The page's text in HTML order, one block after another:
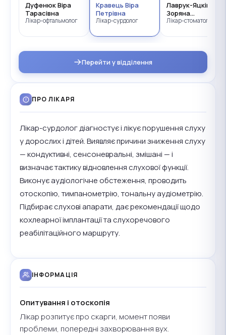
Дуфенюк Віра
Тарасівна
Лікар-офтальмолог
Кравець Віра
Петрівна
Лікар-сурдолог
Лаврук-Яцків
Зоряна
Дмитрівна
Лікар-стоматолог
Перейти у відділення
ПРО ЛІКАРЯ
Лікар-сурдолог діагностує і лікує порушення слуху
у дорослих і дітей. Виявляє причини зниження слуху
— кондуктивні, сенсоневральні, змішані — і
визначає тактику відновлення слухової функції.
Виконує аудіологічне обстеження, проводить
отоскопію, тимпанометрію, тональну аудіометрію.
Підбирає слухові апарати, дає рекомендації щодо
кохлеарної імплантації та слухоречового
реабілітаційного маршруту.
ІНФОРМАЦІЯ
Опитування і отоскопія
Лікар розпитує про скарги, момент появи
проблеми, попередні захворювання вух.